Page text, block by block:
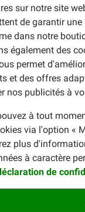
sur notre site
de garantir
dans notre
également des
permet
et des offres
nos publicités à
à tout
via l'option «
plus
à caractère
de
votre chaton ?
Nature pour
difficile.